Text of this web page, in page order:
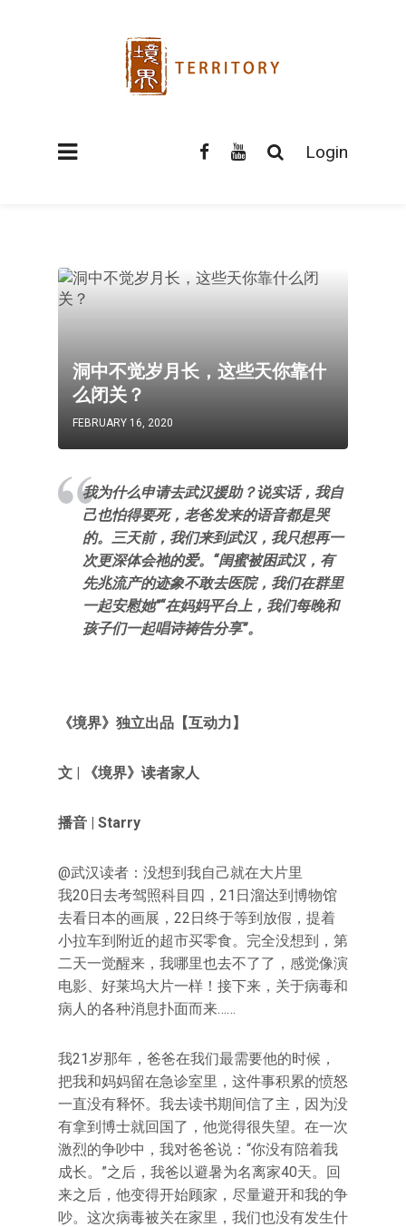
Login
洞中不觉岁月长，这些天你靠什
么闭关？
FEBRUARY 16, 2020
我为什么申请去武汉援助？说实话，我自
己也怕得要死，老爸发来的语音都是哭
的。三天前，我们来到武汉，我只想再一
次更深体会祂的爱。“闺蜜被困武汉，有
先兆流产的迹象不敢去医院，我们在群里
一起安慰她”“在妈妈平台上，我们每晚和
孩子们一起唱诗祷告分享”。
《境界》独立出品 【互动力】
文 | 《境界》读者家人
播音 | Starry
@武汉读者：没想到我自己就在大片里
我20日去考驾照科目四，21日溜达到博物馆
去看日本的画展，22日终于等到放假，提着
小拉车到附近的超市买零食。完全没想到，第
二天一觉醒来，我哪里也去不了了，感觉像演
电影、好莱坞大片一样！接下来，关于病毒和
病人的各种消息扑面而来……
我21岁那年，爸爸在我们最需要他的时候，
把我和妈妈留在急诊室里，这件事积累的愤怒
一直没有释怀。我去读书期间信了主，因为没
有拿到博士就回国了，他觉得很失望。在一次
激烈的争吵中，我对爸爸说：“你没有陪着我
成长。”之后，我爸以避暑为名离家40天。回
来之后，他变得开始顾家，尽量避开和我的争
吵。这次病毒被关在家里，我们也没有发生什